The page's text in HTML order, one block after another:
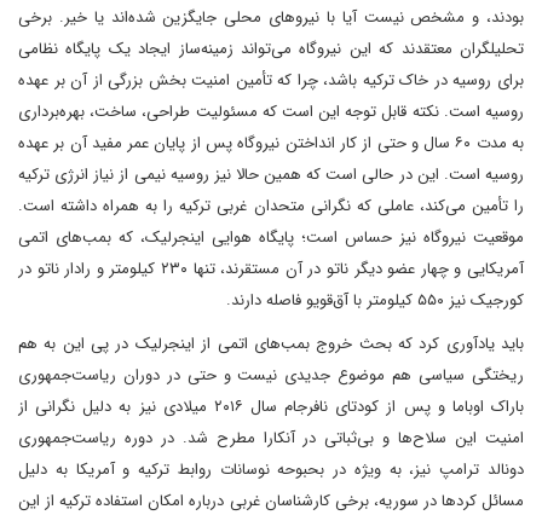
بودند، و مشخص نیست آیا با نیروهای محلی جایگزین شده‌اند یا خیر. برخی
تحلیلگران معتقدند که این نیروگاه می‌تواند زمینه‌ساز ایجاد یک پایگاه نظامی
برای روسیه در خاک ترکیه باشد، چرا که تأمین امنیت بخش بزرگی از آن بر عهده
روسیه است. نکته قابل توجه این است که مسئولیت طراحی، ساخت، بهره‌برداری
به مدت ۶۰ سال و حتی از کار انداختن نیروگاه پس از پایان عمر مفید آن بر عهده
روسیه است. این در حالی است که همین حالا نیز روسیه نیمی از نیاز انرژی ترکیه
را تأمین می‌کند، عاملی که نگرانی متحدان غربی ترکیه را به همراه داشته است.
موقعیت نیروگاه نیز حساس است؛ پایگاه هوایی اینجرلیک، که بمب‌های اتمی
آمریکایی و چهار عضو دیگر ناتو در آن مستقرند، تنها ۲۳۰ کیلومتر و رادار ناتو در
کورجیک نیز ۵۵۰ کیلومتر با آق‌قویو فاصله دارند.
باید یادآوری کرد که بحث خروج بمب‌های اتمی از اینجرلیک در پی این به هم
ریختگی سیاسی هم موضوع جدیدی نیست و حتی در دوران ریاست‌جمهوری
باراک اوباما و پس از کودتای نافرجام سال ۲۰۱۶ میلادی نیز به دلیل نگرانی از
امنیت این سلاح‌ها و بی‌ثباتی در آنکارا مطرح شد. در دوره ریاست‌جمهوری
دونالد ترامپ نیز، به ویژه در بحبوحه نوسانات روابط ترکیه و آمریکا به دلیل
مسائل کردها در سوریه، برخی کارشناسان غربی درباره امکان استفاده ترکیه از این